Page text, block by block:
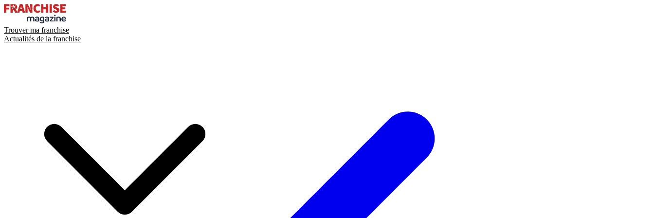
Trouver ma franchise
Actualités de la franchise